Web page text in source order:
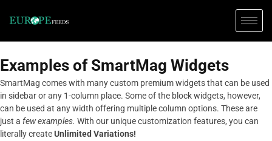
Examples of SmartMag Widgets
SmartMag comes with many custom premium widgets that can be used
in sidebar or any 1-column place. Some of the block widgets, however,
can be used at any width offering multiple column options. These are
just a few examples. With our unique customization features, you can
literally createUnlimited Variations!